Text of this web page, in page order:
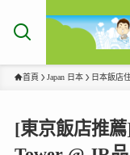
首頁 Japan 日本 日本飯店
[東京飯店推